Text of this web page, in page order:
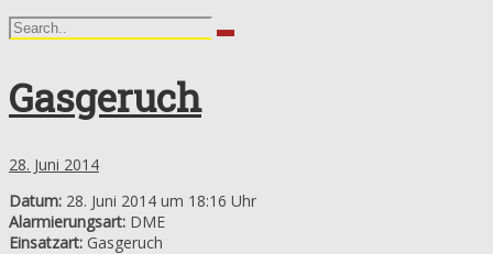
Gasgeruch
28. Juni 2014
Datum: 28. Juni 2014 um 18:16 Uhr
Alarmierungsart: DME
Einsatzart: Gasgeruch